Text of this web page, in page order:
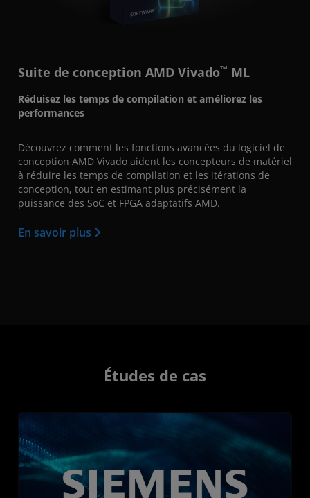
Suite de conception AMD Vivado™ ML
Réduisez les temps de compilation et améliorez les
performances
Découvrez comment les fonctions avancées du logiciel de
conception AMD Vivado aident les concepteurs de matériel
à réduire les temps de compilation et les itérations de
conception, tout en estimant plus précisément la
puissance des SoC et FPGA adaptatifs AMD.
En savoir plus
Études de cas